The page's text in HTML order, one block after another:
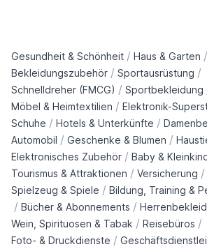
Gesundheit & Schönheit / Haus & Garten /
Bekleidungszubehör / Sportausrüstung /
Schnelldreher (FMCG) / Sportbekleidung
Möbel & Heimtextilien / Elektronik-
Schuhe / Hotels & Unterkünfte /
Automobil / Geschenke & Blumen /
Elektronisches Zubehör / Baby &
Tourismus & Attraktionen / Versicherung /
Spielzeug & Spiele / Bildung, Training &
/ Bücher & Abonnements /
Wein, Spirituosen & Tabak / Reisebüros /
Foto- & Druckdienste /